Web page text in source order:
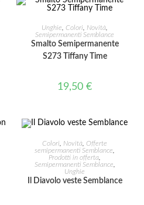
AGGIUNGI AL CARRELLO
Unghie ,Colori Novità
Semipermanenti Semblance
Smalto Semipermanente
S273 Tiffany Time
19,50€
IN OFFERTA!
AGGIUNGI AL CARRELLO
Colori Novità ,Offerte
semipermanenti Semblance
Prodotti in offerta
Semipermanenti Semblance
Unghie
Il Diavolo veste Semblance